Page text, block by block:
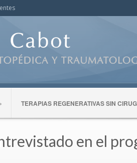
TERAPIAS REGENERATIVAS SIN
en el